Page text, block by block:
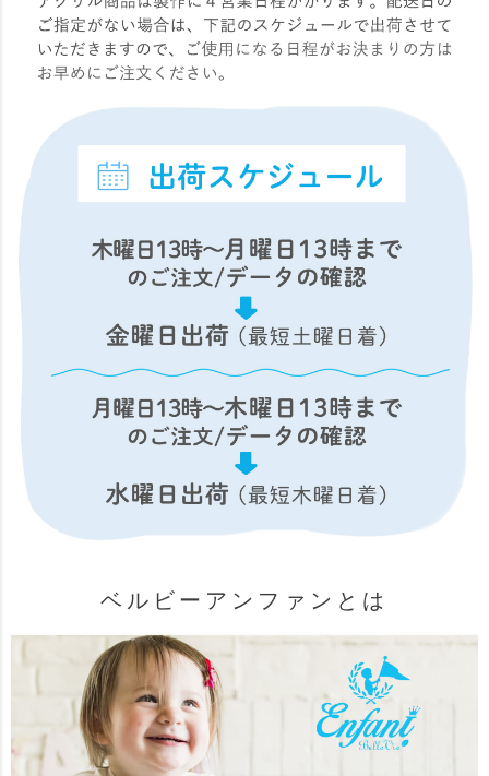
ベルビーアンファンとは